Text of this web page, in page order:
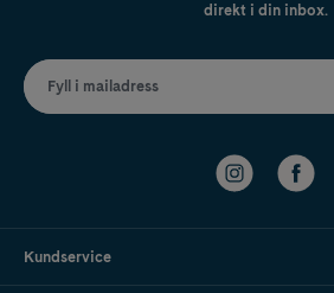
direkt i din inbox.
Fyll i mailadress
Kundservice